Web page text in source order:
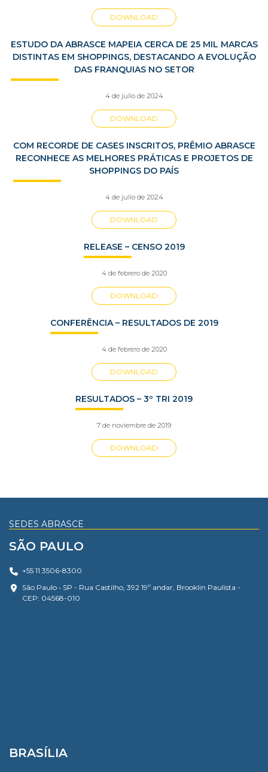
DOWNLOAD
ESTUDO DA ABRASCE MAPEIA CERCA DE 25 MIL MARCAS
DISTINTAS EM SHOPPINGS, DESTACANDO A EVOLUÇÃO
DAS FRANQUIAS NO SETOR
4 de julio de 2024
DOWNLOAD
COM RECORDE DE CASES INSCRITOS, PRÊMIO ABRASCE
RECONHECE AS MELHORES PRÁTICAS E PROJETOS DE
SHOPPINGS DO PAÍS
4 de julio de 2024
DOWNLOAD
RELEASE – CENSO 2019
4 de febrero de 2020
DOWNLOAD
CONFERÊNCIA – RESULTADOS DE 2019
4 de febrero de 2020
DOWNLOAD
RESULTADOS – 3º TRI 2019
7 de noviembre de 2019
DOWNLOAD
SEDES ABRASCE
SÃO PAULO
+55 11 3506-8300
São Paulo • SP - Rua Castilho, 392 19º andar, Brooklin Paulista -
CEP: 04568-010
BRASÍLIA